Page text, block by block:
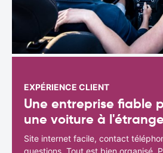
EXPÉRIENCE CLIENT
Une entreprise fiable
une voiture à
Site internet facile, contact
questions. Tout est bien organisé.